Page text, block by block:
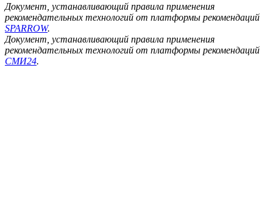
Документ, устанавливающий правила применения
рекомендательных технологий от платформы рекомендаций
SPARROW.
Документ, устанавливающий правила применения
рекомендательных технологий от платформы рекомендаций
СМИ24.